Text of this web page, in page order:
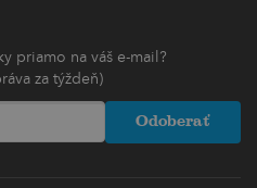
priamo na váš e-mail?
za týždeň)
Odoberať